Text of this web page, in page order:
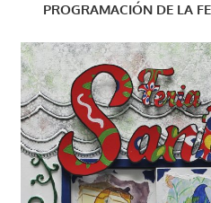
PROGRAMACIÓN DE LA